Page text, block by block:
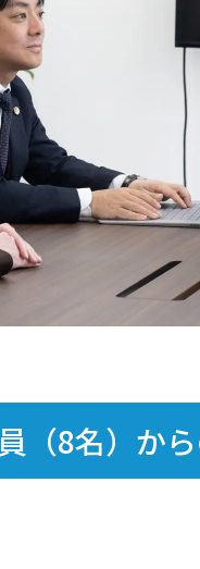
（8名）か